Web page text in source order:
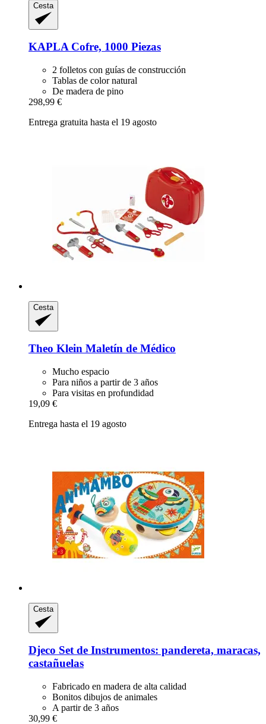
Cesta
KAPLACofre, 1000 Piezas
2 folletos con guías de construcción
Tablas de color natural
De madera de pino
298,99 €
Entrega gratuita hasta el 19 agosto
Cesta
Theo Klein Maletín de Médico
Mucho espacio
Para niños a partir de 3 años
Para visitas en profundidad
19,09 €
Entrega hasta el 19 agosto
Cesta
Djeco Set de Instrumentos: pandereta, maracas,
castañuelas
Fabricado en madera de alta calidad
Bonitos dibujos de animales
A partir de 3 años
30,99 €